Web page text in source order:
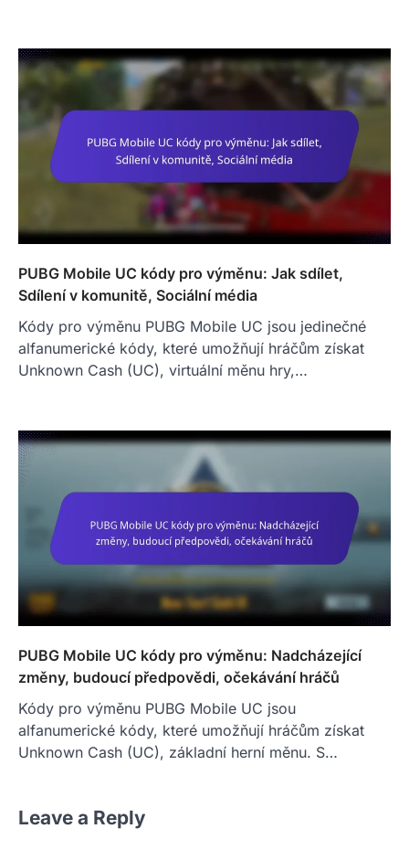
PUBG Mobile UC kódy pro výměnu: Jak sdílet,
Sdílení v komunitě, Sociální média
Kódy pro výměnu PUBG Mobile UC jsou jedinečné
alfanumerické kódy, které umožňují hráčům získat
Unknown Cash (UC), virtuální měnu hry,…
PUBG Mobile UC kódy pro výměnu: Nadcházející
změny, budoucí předpovědi, očekávání hráčů
Kódy pro výměnu PUBG Mobile UC jsou
alfanumerické kódy, které umožňují hráčům získat
Unknown Cash (UC), základní herní měnu. S…
Leave a Reply